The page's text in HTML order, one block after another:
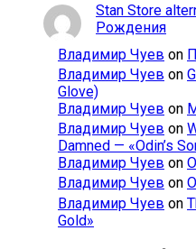
Stan Store
Рождения
Владимир Чуев on
Владимир Чуев on
Glove)
Владимир Чуев on
Владимир Чуев on
Damned — «Odin’s
Владимир Чуев on
Владимир Чуев on
Владимир Чуев on
Gold»